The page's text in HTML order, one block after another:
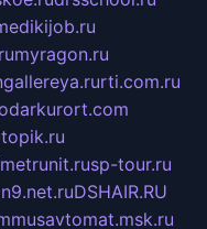
myragon.ru
rti.com.ru
sp-tour.ru
DSHAIR.RU
musavtomat.msk.ru